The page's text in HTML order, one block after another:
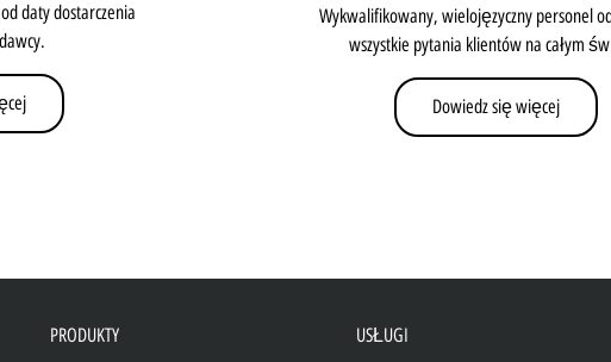
daty dostarczenia
Wykwalifikowany, wielojęzyczny personel
wszystkie pytania klientów na całym
Dowiedz się więcej
PRODUKTY USŁUGI